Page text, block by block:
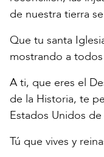
de nuestra tierra
Que tu santa
mostrando a
A ti, que eres el
de la Historia, te
Estados Unidos
Tú que vives y